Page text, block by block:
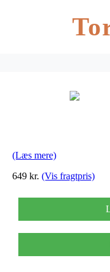
(Læs mere)
649 kr. (Vis fragtpris)